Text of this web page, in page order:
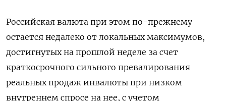
Российская валюта при этом по-прежнему
остается недалеко от локальных максимумов,
достигнутых на прошлой неделе за счет
краткосрочного сильного превалирования
реальных продаж инвалюты при низком
внутреннем спросе на нее, с учетом